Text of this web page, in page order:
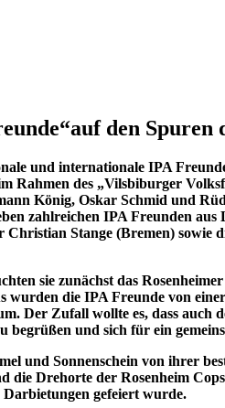
den Spuren
und internationale IPA
Rahmen des „Vilsbiburger
König, Oskar Schmid und
zahlreichen IPA Freunden
Stange (Bremen)
sie zunächst das
wurden die IPA Freunde von
Der Zufall wollte es, dass
begrüßen und sich für ein
und Sonnenschein von ihrer
die Drehorte der Rosenheim
Darbietungen gefeiert wurde.